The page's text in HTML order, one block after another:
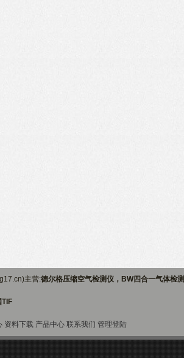
主营:德尔格压缩空气检测仪，BW四合一气体检
资料下载 产品中心 联系我们 管理登陆